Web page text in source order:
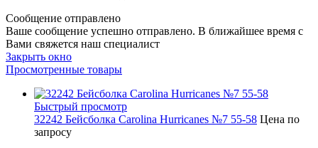
Сообщение отправлено
Ваше сообщение успешно отправлено. В ближайшее время с
Вами свяжется наш специалист
Закрыть окно
Просмотренные товары
Быстрый просмотр
32242 Бейсболка Carolina Hurricanes №7 55-58 Цена по
запросу